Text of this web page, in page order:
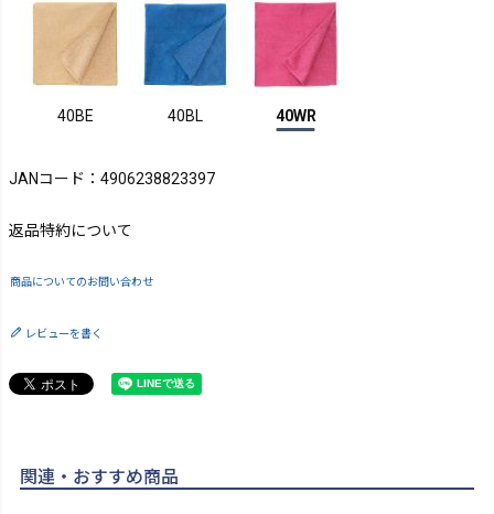
40BE 40BL 40WR
JANコード：4906238823397
返品特約について
商品についてのお問い合わせ
レビューを書く
関連・おすすめ商品